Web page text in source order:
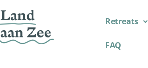
Retreats
FAQ